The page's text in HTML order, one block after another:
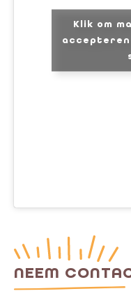
Klik om
accepteren
NEEM